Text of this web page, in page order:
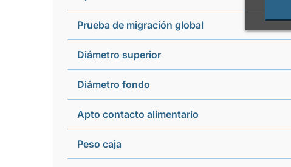
Prueba de migración global
Diámetro superior
Diámetro fondo
Apto contacto alimentario
Peso caja